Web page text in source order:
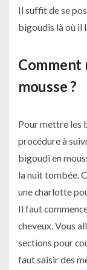
Il suffit de se
bigoudis là où il
Comment
mousse ?
Pour mettre les
procédure à
bigoudi en
la nuit tombée.
une charlotte
Il faut
cheveux. Vous
sections pour
faut saisir des